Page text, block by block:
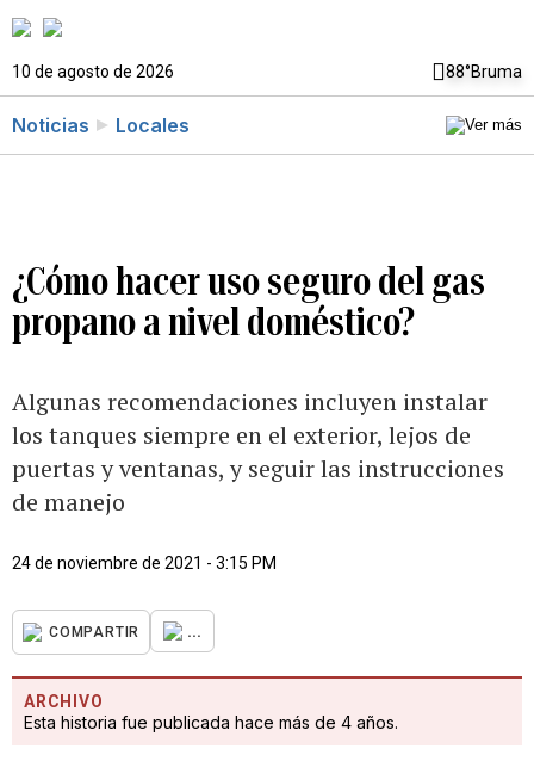
10 de agosto de 2026 88°Bruma
Noticias Locales
¿Cómo hacer uso seguro del gas
propano a nivel doméstico?
Algunas recomendaciones incluyen instalar
los tanques siempre en el exterior, lejos de
puertas y ventanas, y seguir las instrucciones
de manejo
24 de noviembre de 2021 - 3:15 PM
COMPARTIR ...
ARCHIVO
Esta historia fue publicada hace más de 4 años.